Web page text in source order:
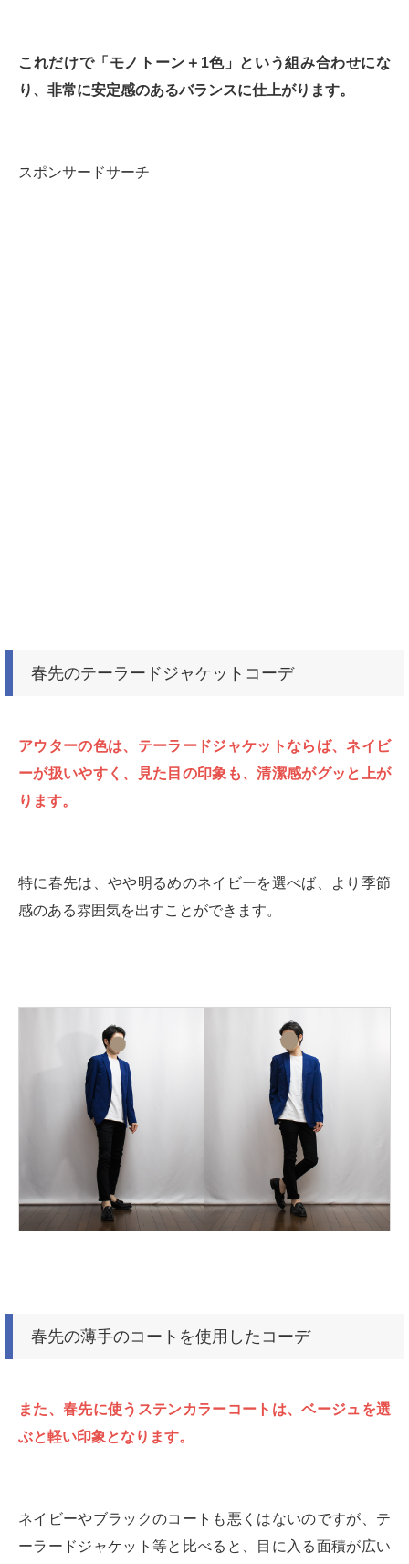
これだけで「モノトーン＋1色」という組み合わせにな
り、非常に安定感のあるバランスに仕上がります。
スポンサードサーチ
春先のテーラードジャケットコーデ
アウターの色は、テーラードジャケットならば、ネイビ
ーが扱いやすく、見た目の印象も、清潔感がグッと上が
ります。
特に春先は、やや明るめのネイビーを選べば、より季節
感のある雰囲気を出すことができます。
春先の薄手のコートを使用したコーデ
また、春先に使うステンカラーコートは、ベージュを選
ぶと軽い印象となります。
ネイビーやブラックのコートも悪くはないのですが、テ
ーラードジャケット等と比べると、目に入る面積が広い